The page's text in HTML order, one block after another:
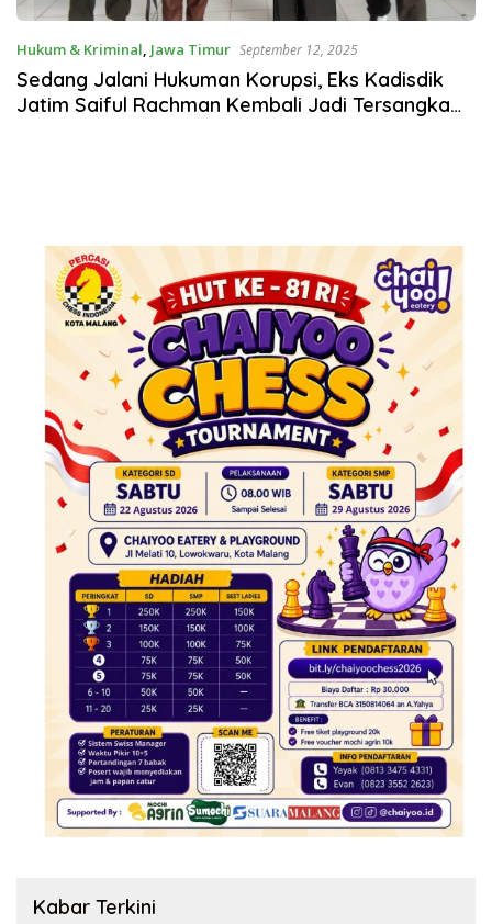
Hukum & Kriminal, Jawa Timur September 12, 2025
Sedang Jalani Hukuman Korupsi, Eks Kadisdik
Jatim Saiful Rachman Kembali Jadi Tersangka
Kabar Terkini